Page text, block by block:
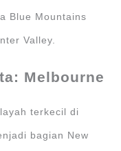
Blue Mountains
Valley.
Melbourne
terkecil di
bagian New